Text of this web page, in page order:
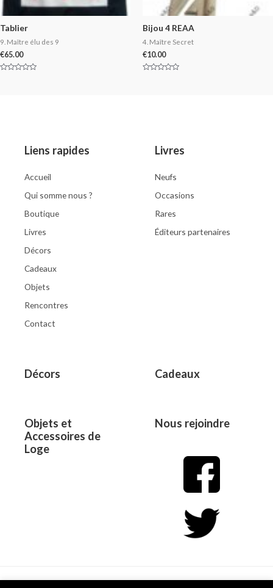
Tablier
9. Maître élu des 9
€65.00
Bijou 4 REAA
4. Maître Secret
€10.00
Liens rapides
Accueil
Qui somme nous ?
Boutique
Livres
Décors
Cadeaux
Objets
Rencontres
Contact
Livres
Neufs
Occasions
Rares
Éditeurs partenaires
Décors Cadeaux
Objets et
Accessoires de
Loge
Nous rejoindre